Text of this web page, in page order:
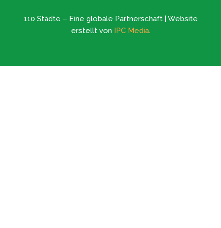
110 Städte – Eine globale Partnerschaft | Website
erstellt von
IPC Media.